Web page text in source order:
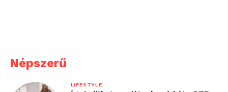
Népszerű
LIFESTYLE